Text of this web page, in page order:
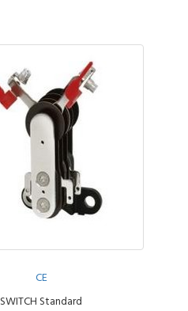
CE
SWITCH Standard